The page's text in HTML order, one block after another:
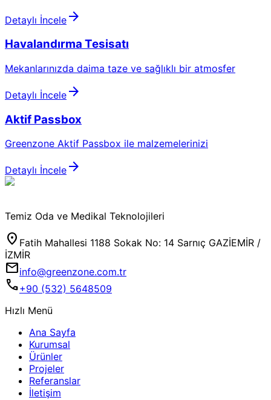
Detaylı İncele arrow_forward
Havalandırma Tesisatı
Mekanlarınızda daima taze ve sağlıklı bir atmosfer
Detaylı İncele arrow_forward
Aktif Passbox
Greenzone Aktif Passbox ile malzemelerinizi
Detaylı İncele arrow_forward
Temiz Oda ve Medikal Teknolojileri
location_on Fatih Mahallesi 1188 Sokak No: 14 Sarnıç GAZİEMİR /
İZMİR
mailinfo@greenzone.com.tr
call+90 (532) 5648509
Hızlı Menü
Ana Sayfa
Kurumsal
Ürünler
Projeler
Referanslar
İletişim